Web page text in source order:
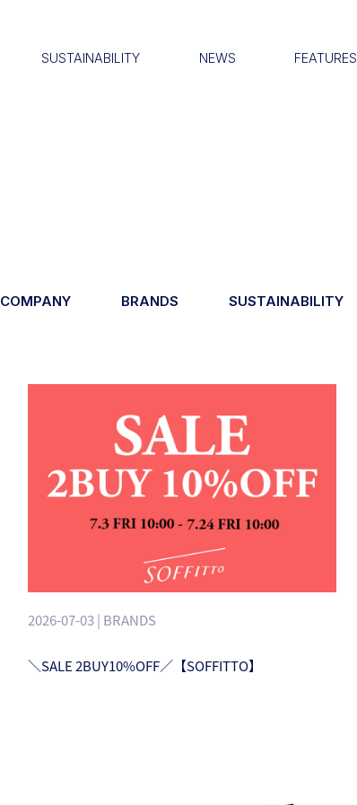
SUSTAINABILITY NEWS FEATURES
COMPANY BRANDS SUSTAINABILITY
2026-07-03 | BRANDS
＼SALE 2BUY10%OFF／【SOFFITTO】